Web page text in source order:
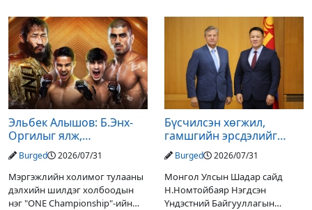
Дарьгангын Ганга нуурыг
сэргээн, хамгаалах төслийг
улсын төсвийн хөрөнгө
оруулалтаар хийж буй.
Төслийн
оруулагчдад худалдах
төслөөсөө татгалзахаар
шийдвэрлэснээ ФИФА-гийн
ерөнхийлөгч Жанни
Эльбек Алышов: Б.Энх-
Оргилыг ялж,
гэрийнхэндээ байшин
авч өгнө
Burged 2026/07/31
Мэргэжлийн холимог тулааны
дэлхийн шилдэг холбоодын
нэг "ONE Championship"-ийн
Бүсчилсэн хөгжил,
гамшгийн эрсдэлийг
бууруулах чиглэлээр
НҮБ-тай хамтын
ажиллагаагаа
өргөжүүлэхээр санал
солилцлоо
Burged 2026/07/31
Монгол Улсын Шадар сайд
Н.Номтойбаяр Нэгдсэн
Үндэстний Байгууллагын